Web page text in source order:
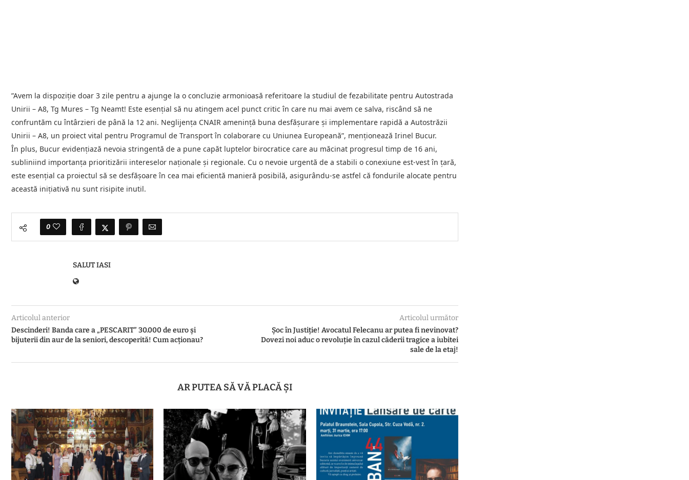
”Avem la dispoziție doar 3 zile pentru a ajunge la o concluzie armonioasă referitoare la studiul de fezabilitate pentru Autostrada
Unirii – A8, Tg Mures – Tg Neamt! Este esențial să nu atingem acel punct critic în care nu mai avem ce salva, riscând să ne
confruntăm cu întârzieri de până la 12 ani. Neglijența CNAIR amenință buna desfășurare și implementare rapidă a Autostrăzii
Unirii – A8, un proiect vital pentru Programul de Transport în colaborare cu Uniunea Europeană”, menționează Irinel Bucur.
În plus, Bucur evidențiază nevoia stringentă de a pune capăt luptelor birocratice care au măcinat progresul timp de 16 ani,
subliniind importanța prioritizării intereselor naționale și regionale. Cu o nevoie urgentă de a stabili o conexiune est-vest în țară,
este esențial ca proiectul să se desfășoare în cea mai eficientă manieră posibilă, asigurându-se astfel că fondurile alocate pentru
această inițiativă nu sunt risipite inutil.
0
SALUT IASI
Articolul anterior
Descinderi! Banda care a „PESCARIT” 30.000 de euro și
bijuterii din aur de la seniori, descoperită! Cum acționau?
Articolul următor
Șoc în Justiție! Avocatul Felecanu ar putea fi nevinovat?
Dovezi noi aduc o revoluție în cazul căderii tragice a iubitei
sale de la etaj!
AR PUTEA SĂ VĂ PLACĂ ȘI